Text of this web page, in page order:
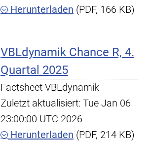
Herunterladen (PDF, 166 KB)
VBLdynamik Chance R, 4.
Quartal 2025
Factsheet VBLdynamik
Zuletzt aktualisiert: Tue Jan 06
23:00:00 UTC 2026
Herunterladen (PDF, 214 KB)